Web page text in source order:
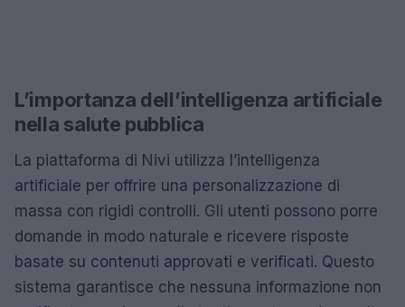
L’importanza dell’intelligenza artificiale
nella salute pubblica
La piattaforma di Nivi utilizza l’intelligenza
artificiale per offrire una personalizzazione di
massa con rigidi controlli. Gli utenti possono porre
domande in modo naturale e ricevere risposte
basate su contenuti approvati e verificati. Questo
sistema garantisce che nessuna informazione non